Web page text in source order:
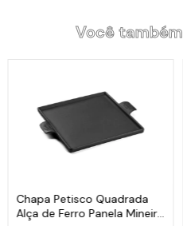
Você também
Chapa Petisco Quadrada
Alça de Ferro Panela Mineira